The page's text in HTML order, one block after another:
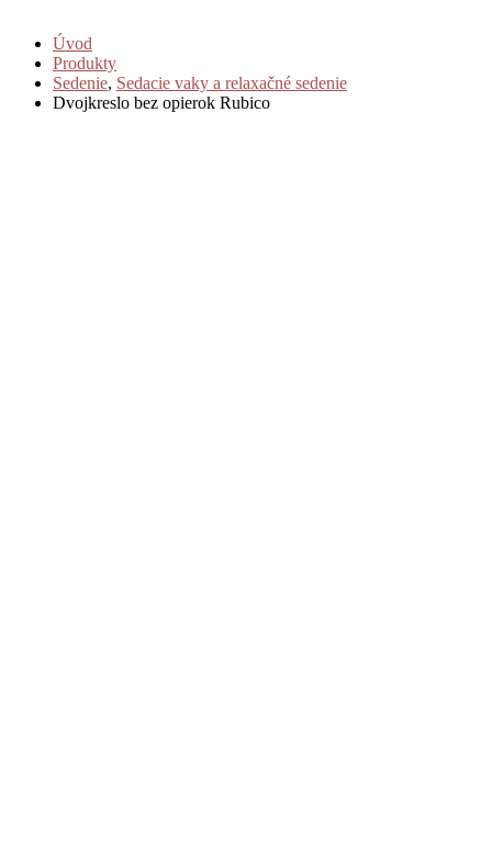
Úvod
Produkty
Sedenie, Sedacie vaky a relaxačné sedenie
Dvojkreslo bez opierok Rubico